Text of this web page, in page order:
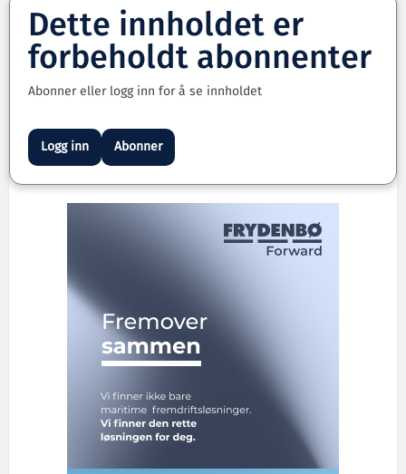
Dette innholdet er
forbeholdt abonnenter
Abonner eller logg inn for å se innholdet
Logg inn Abonner